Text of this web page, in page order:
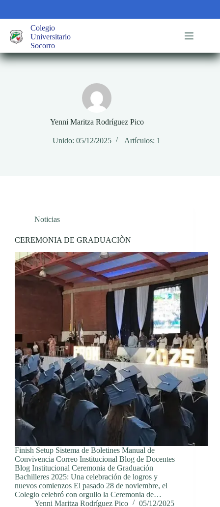
contenido
Colegio
Universitario
Socorro
Yenni Maritza Rodríguez Pico
Unido: 05/12/2025 Artículos: 1
Noticias
CEREMONIA DE GRADUACIÒN
Finish Setup Sistema de Boletines Manual de
Convivencia Correo Institucional Blog de Docentes
Blog Institucional Ceremonia de Graduación
Bachilleres 2025: Una celebración de logros y
nuevos comienzos El pasado 28 de noviembre, el
Colegio celebró con orgullo la Ceremonia de…
Yenni Maritza Rodríguez Pico
05/12/2025